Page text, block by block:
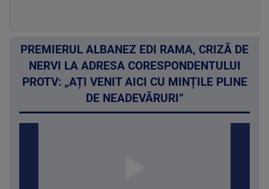
PREMIERUL ALBANEZ EDI RAMA, CRIZĂ DE
NERVI LA ADRESA CORESPONDENTULUI
PROTV: „AȚI VENIT AICI CU MINȚILE PLINE
DE NEADEVĂRURI”